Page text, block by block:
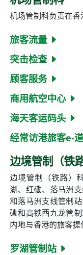
机场管制科负责在香
旅客流量
突击检查
顾客服务
商用航空中心
海天客运码头
经常访港旅客e-道
边境管制（铁
边境管制（铁路）
湖、红磡、落马洲
和落马洲支线管制
磡和高铁西九龙管
内地与香港的旅客提
罗湖管制站